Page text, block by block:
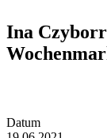
Ina
Datum